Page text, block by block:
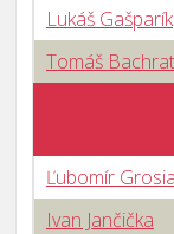
Lukáš Gašparík
Tomáš
Ľubomír
Ivan Jančička